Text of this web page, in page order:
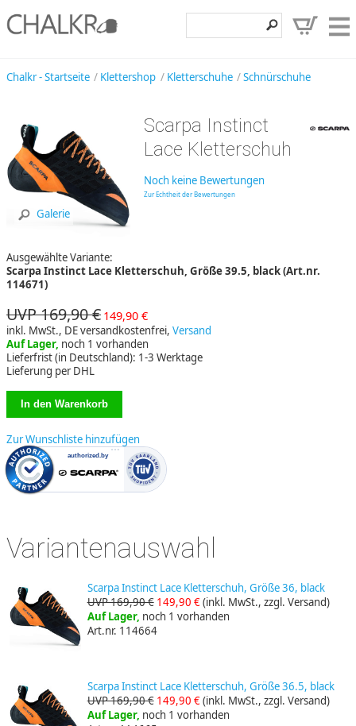
Klettershop
Entdecken
Chalkr - Startseite Klettershop Kletterschuhe Schnürschuhe
Galerie
Scarpa Instinct
Lace Kletterschuh
Noch keine Bewertungen
Zur Echtheit der Bewertungen
Ausgewählte Variante:
Scarpa Instinct Lace Kletterschuh, Größe 39.5, black (Art.nr.
114671)
UVP 169,90 € 149,90 €
inkl. MwSt., DE versandkostenfrei, Versand
Auf Lager, noch 1 vorhanden
Lieferfrist (in Deutschland): 1-3 Werktage
Lieferung per DHL
Zur Wunschliste hinzufügen
Variantenauswahl
Scarpa Instinct Lace Kletterschuh, Größe 36, black
UVP 169,90 € 149,90 €(inkl. MwSt., zzgl. Versand)
Auf Lager, noch 1 vorhanden
Art.nr. 114664
Scarpa Instinct Lace Kletterschuh, Größe 36.5, black
UVP 169,90 € 149,90 €(inkl. MwSt., zzgl. Versand)
Auf Lager, noch 1 vorhanden